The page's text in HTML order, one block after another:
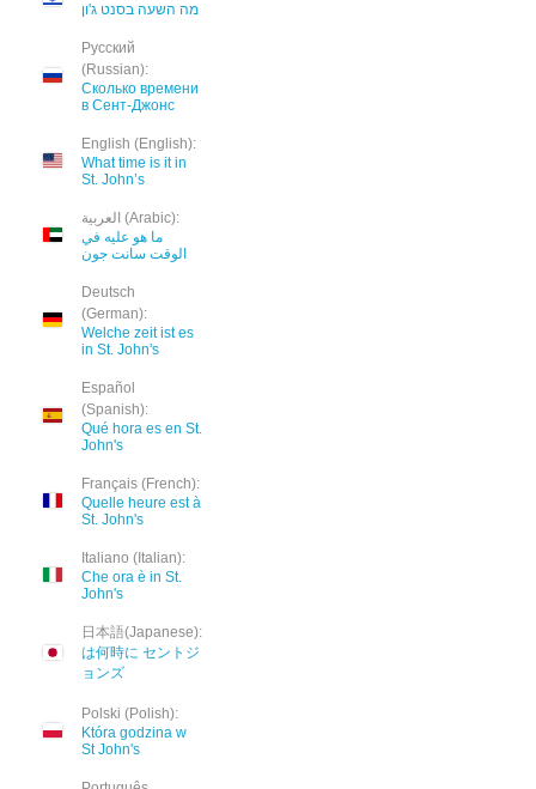
מה השעה בסנט ג'ון
Русский
(Russian):
Сколько времени
в Сент-Джонс
English (English):
What time is it in
St. John’s
العربية (Arabic):
ما هو عليه في
الوقت سانت جون
Deutsch
(German):
Welche zeit ist es
in St. John's
Español
(Spanish):
Qué hora es en St.
John's
Français (French):
Quelle heure est à
St. John's
Italiano (Italian):
Che ora è in St.
John's
日本語(Japanese):
は何時に セントジ
ョンズ
Polski (Polish):
Która godzina w
St John's